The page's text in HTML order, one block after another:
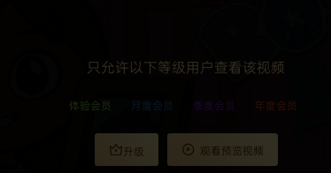
只允许以下等级用户查看该视频
体验会员 月度会员 季度会员 年度会员
升级 观看预览视频